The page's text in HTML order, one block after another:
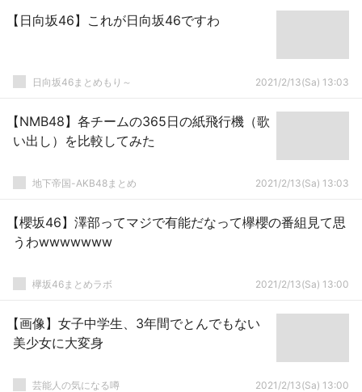
【日向坂46】これが日向坂46ですわ
日向坂46まとめもり～ 2021/2/13(Sa) 13:03
【NMB48】各チームの365日の紙飛行機（歌
い出し）を比較してみた
地下帝国-AKB48まとめ 2021/2/13(Sa) 13:03
【櫻坂46】澤部ってマジで有能だなって欅櫻の番組見て思
うわwwwwwww
欅坂46まとめラボ 2021/2/13(Sa) 13:00
【画像】女子中学生、3年間でとんでもない
美少女に大変身
芸能人の気になる噂 2021/2/13(Sa) 13:00